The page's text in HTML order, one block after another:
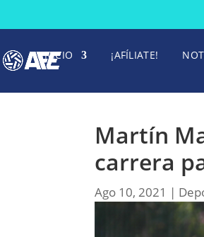
INICIO ¡AFÍLIATE!
Martín
carrera
Ago 10, 2021 |